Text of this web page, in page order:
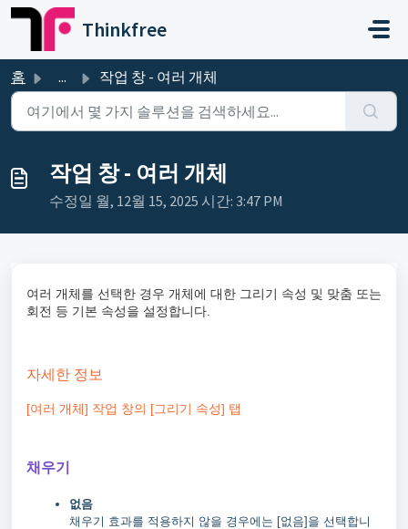
주요 콘텐츠로 건너뛰기
Thinkfree
홈 ... 작업 창 - 여러 개체
작업 창 - 여러 개체
수정일 월, 12월 15, 2025 시간: 3:47 PM
여러 개체를 선택한 경우 개체에 대한 그리기 속성 및 맞춤 또는
회전 등 기본 속성을 설정합니다.
자세한 정보
[여러 개체] 작업 창의 [그리기 속성] 탭
채우기
없음
채우기 효과를 적용하지 않을 경우에는 [없음]을 선택합니